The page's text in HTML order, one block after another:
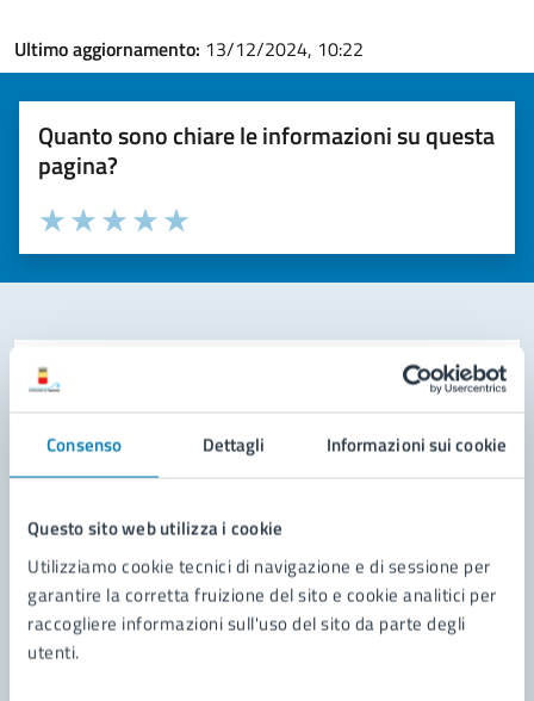
Consenso Dettagli Informazioni sui cookie
Questo sito web utilizza i cookie
Utilizziamo cookie tecnici di navigazione e di sessione per
garantire la corretta fruizione del sito e cookie analitici per
raccogliere informazioni sull'uso del sito da parte degli
utenti.
Ultimo aggiornamento: 13/12/2024, 10:22
Quanto sono chiare le informazioni su questa
pagina?
Valuta la chiarezza delle informazioni (da 1 a 5 stelle)
Seleziona il numero di stelle per valutare la chiarezza delle
Valuta 5 stelle su 5
Valuta 4 stelle su 5
Valuta 3 stelle su 5
Valuta 2 stelle su 5
Valuta 1 stelle su 5
Contatta il comune
Leggi le domande frequenti
Richiedi assistenza
Prenota appuntamento
Problemi in città
Segnala disservizio